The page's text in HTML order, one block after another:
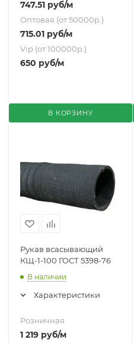
747.51 руб/м
Оптовая (от 50000р.)
715.01 руб/м
Vip (от 100000р.)
650 руб/м
В КОРЗИНУ
Рукав всасывающий
КЩ-1-100 ГОСТ 5398-76
В наличии
Характеристики
Розничная
1 219 руб/м